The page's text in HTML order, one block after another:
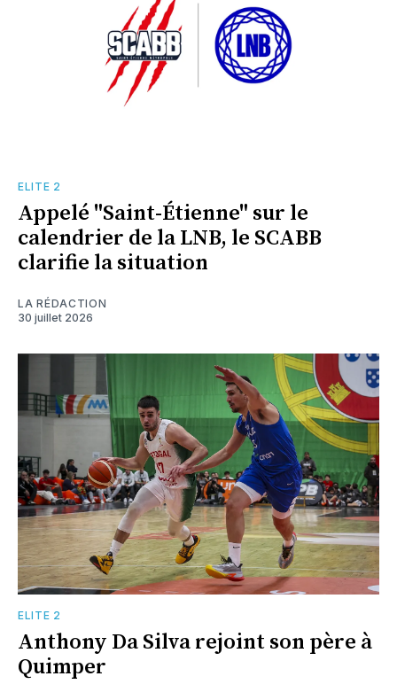
ELITE 2
Appelé "Saint-Étienne" sur le
calendrier de la LNB, le SCABB
clarifie la situation
LA RÉDACTION
30 juillet 2026
ELITE 2
Anthony Da Silva rejoint son père à
Quimper